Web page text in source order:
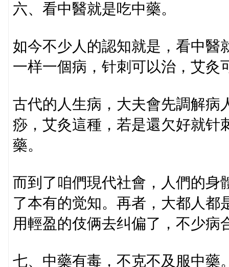
六、看中醫就是吃中藥。
如今不少人的認知就是，看中醫
一样一個病，针刺可以治，艾灸
古代的人生病，大夫會先調解病
痧，艾灸這種，若是還欠好就针
藥。
而到了咱們現代社會，人們的身
了本有的觉知。再者，大都人都
用輕盈的伎俩去纠偏了，不少病
七、中藥有毒，不克不及服中藥